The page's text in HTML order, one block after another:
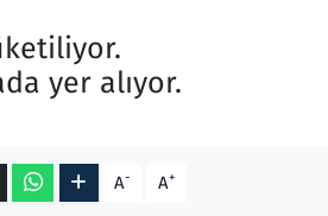
yer alıyor.
A- A+